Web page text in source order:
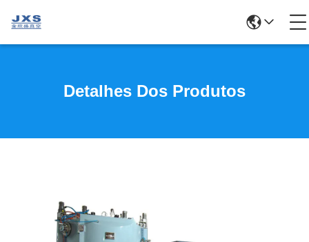
Detalhes Dos Produtos